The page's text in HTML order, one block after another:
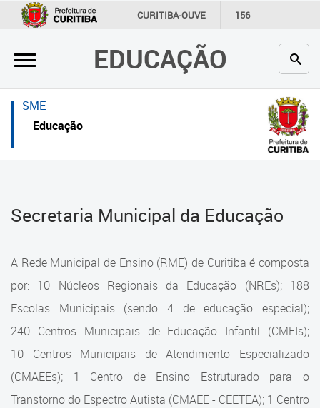
CURITIBA-OUVE 156
INFORMAÇÃO SECRETARIAS
EDUCAÇÃO
×
Inicial
Secretaria
Profissionais da educação
Contato
úteis
Portal da Prefeitura de Curitiba
Cadastramento Escolar
Cadastro Online
Portal ICS Instituto Curitiba de
×
Inicial
Inicial
Secretaria
Crianças e estudantes
Contato
Estrutura da Secretaria
Estrutura da Secretaria
Superintendência Executiva
SME
Educação
Secretaria Municipal da Educação
A Rede Municipal de Ensino (RME) de Curitiba é composta
por: 10 Núcleos Regionais da Educação (NREs); 188
Escolas Municipais (sendo 4 de educação especial);
240 Centros Municipais de Educação Infantil (CMEIs);
10 Centros Municipais de Atendimento Especializado
(CMAEEs); 1 Centro de Ensino Estruturado para o
Transtorno do Espectro Autista (CMAEE - CEETEA); 1 Centro